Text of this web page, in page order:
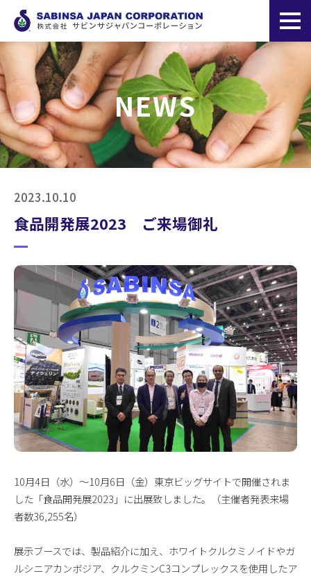
NEWS
2023.10.10
食品開発展2023 ご来場御礼
10月4日（水）～10月6日（金）東京ビッグサイトで開催されま
した「食品開発展2023」に出展致しました。（主催者発表来場
者数36,255名）
展示ブースでは、製品紹介に加え、ホワイトクルクミノイドやガ
ルシニアカンボジア、クルクミンC3コンプレックスを使用したア